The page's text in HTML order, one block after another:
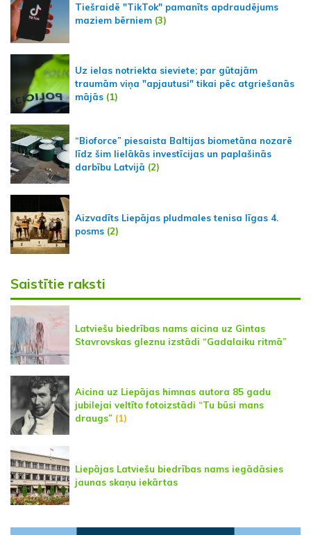
Tiešraidē "TikTok" pamanīts apdraudējums
maziem bērniem (3)
Uz ielas notriekta sieviete; par gūtajām
traumām viņa "apjautusi" tikai pēc atgriešanās
mājās (1)
“Bioforce” piesaista Baltijas biometāna nozarē
līdz šim lielākās investīcijas un paplašinās
darbību Latvijā (2)
Aizvadīts Liepājas pludmales tenisa līgas 4.
posms (2)
Saistītie raksti
Latviešu biedrības nams aicina uz Gintas
Stavrovskas gleznu izstādi “Gadalaiku ritmā”
Aicina uz Liepājas himnas autora 85 gadu
jubilejai veltīto fotoizstādi “Tu būsi mans
draugs” (1)
Liepājas Latviešu biedrības nams iegādāsies
jaunas skaņu iekārtas